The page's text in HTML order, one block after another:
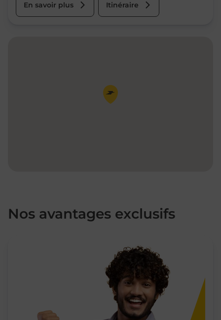
En savoir plus Itinéraire
Pin de la carte
Nos avantages exclusifs